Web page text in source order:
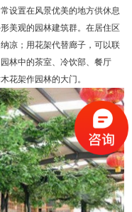
置在风景优美的地方供休息
美观的园林建筑群。在居住区
凉；用花架代替廊子，可以联
林中的茶室、冷饮部、餐厅
花架作园林的大门。